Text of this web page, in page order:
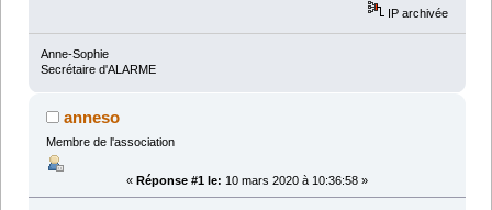
IP archivée
Anne-Sophie
Secrétaire d'ALARME
anneso
Membre de l'association
« Réponse #1 le: 10 mars 2020 à 10:36:58 »